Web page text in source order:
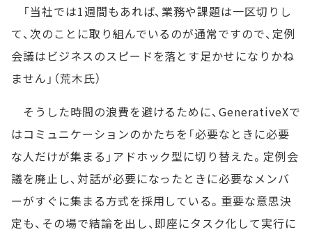
「当社では1週間もあれば、業務や課題は一区切りし
て、次のことに取り組んでいるのが通常ですので、定例
会議はビジネスのスピードを落とす足かせになりかね
ません」（荒木氏）
そうした時間の浪費を避けるために、GenerativeXで
はコミュニケーションのかたちを「必要なときに必要
な人だけが集まる」アドホック型に切り替えた。定例会
議を廃止し、対話が必要になったときに必要なメンバ
ーがすぐに集まる方式を採用している。重要な意思決
定も、その場で結論を出し、即座にタスク化して実行に